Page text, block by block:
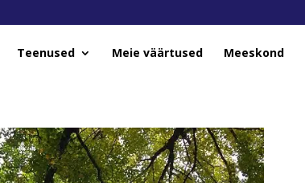
Teenused Meie väärtused Meeskond